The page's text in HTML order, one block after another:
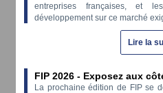
entreprises françaises, et
développement sur ce marché
Lire la
FIP 2026 - Exposez aux
La prochaine édition de FIP se